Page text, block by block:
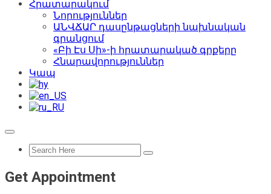
Հրատարակում
Նորություններ
ԱՆՎՃԱՐ դասընթացների նախնական
գրանցում
«Բի Էս Սի»-ի հրատարակած գրքերը
Հնարավորություններ
Կապ
Get Appointment